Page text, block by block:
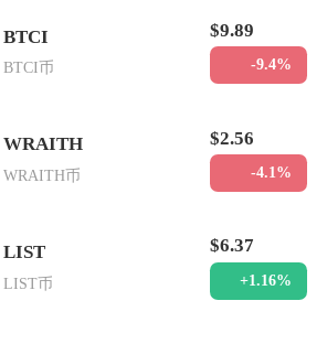
BTCI
BTCI币
$9.89
-9.4%
WRAITH
WRAITH币
$2.56
-4.1%
LIST
LIST币
$6.37
+1.16%